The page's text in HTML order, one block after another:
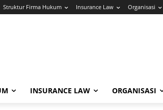
Struktur Firma Hukum Insurance Law Organisasi
INSURANCE LAW ORGANISASI